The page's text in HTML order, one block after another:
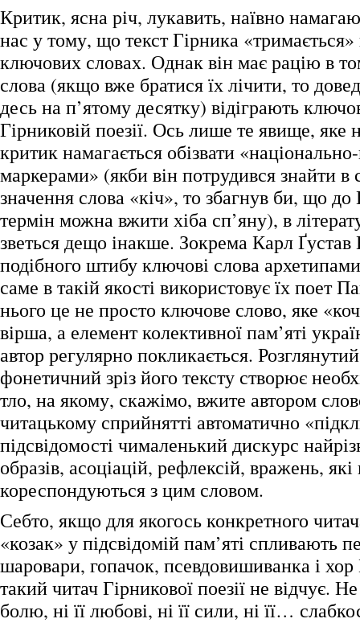
Критик, ясна річ, лукавить, наївно
нас у тому, що текст Гірника
ключових словах. Однак він має рацію в
слова (якщо вже братися їх лічити, то
десь на п’ятому десятку) відіграють
Гірниковій поезії. Ось лише те явище, яке
критик намагається обізвати
маркерами» (якби він потрудився знайти в
значення слова «кіч», то збагнув би, що до
термін можна вжити хіба сп’яну), в
зветься дещо інакше. Зокрема Карл
подібного штибу ключові слова
саме в такій якості використовує їх поет
нього це не просто ключове слово, яке
вірша, а елемент колективної пам’яті
автор регулярно покликається.
фонетичний зріз його тексту створює
тло, на якому, скажімо, вжите автором
читацькому сприйнятті автоматично
підсвідомості чималенький дискурс
образів, асоціацій, рефлексій, вражень,
кореспондуються з цим словом.
Себто, якщо для якогось конкретного
«козак» у підсвідомій пам’яті спливають
шаровари, гопачок, псевдовишиванка і
такий читач Гірникової поезії не відчує. Не
болю, ні її любові, ні її сили, ні її…